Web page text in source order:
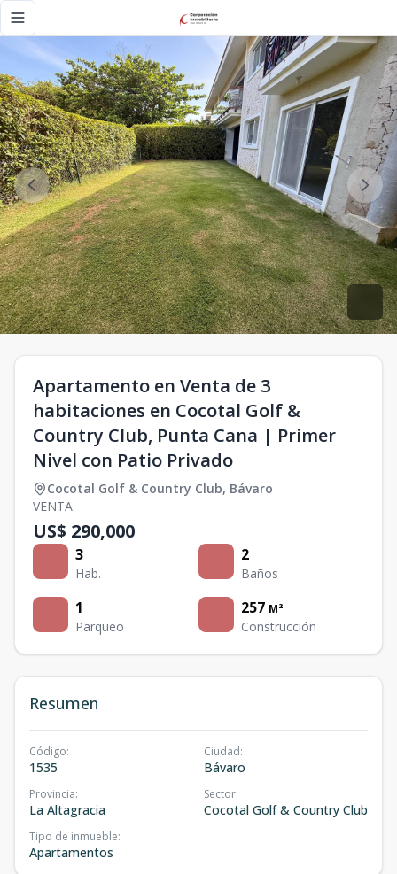
Toggle navigation menu
Apartamento en Venta de 3
habitaciones en Cocotal Golf &
Country Club, Punta Cana | Primer
Nivel con Patio Privado
Cocotal Golf & Country Club, Bávaro
VENTA
US$ 290,000
3
Hab.
2
Baños
1
Parqueo
257 M²
Construcción
Resumen
Código:
1535
Ciudad:
Bávaro
Provincia:
La Altagracia
Sector:
Cocotal Golf & Country Club
Tipo de inmueble:
Apartamentos
Apartamento en Venta de 3 habitaciones en Cocotal Golf